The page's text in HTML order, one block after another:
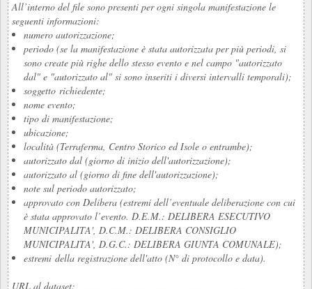
All’interno del file sono presenti per ogni singola manifestazione le
seguenti informazioni:
numero autorizzazione;
periodo (se la manifestazione è stata autorizzata per più periodi, si
sono create più righe dello stesso evento e nel campo "autorizzato
dal" e "autorizzato al" si sono inseriti i diversi intervalli temporali);
soggetto richiedente;
nome evento;
tipo di manifestazione;
ubicazione;
località (Terraferma, Centro Storico ed Isole o entrambe);
autorizzato dal (giorno di inizio dell'autorizzazione);
autorizzato al (giorno di fine dell'autorizzazione);
note sul periodo autorizzato;
approvato con Delibera (estremi dell’eventuale deliberazione con cui
è stata approvato l’evento. D.E.M.: DELIBERA ESECUTIVO
MUNICIPALITA', D.C.M.: DELIBERA CONSIGLIO
MUNICIPALITA', D.G.C.: DELIBERA GIUNTA COMUNALE);
estremi della registrazione dell'atto (N° di protocollo e data).
URL al dataset: